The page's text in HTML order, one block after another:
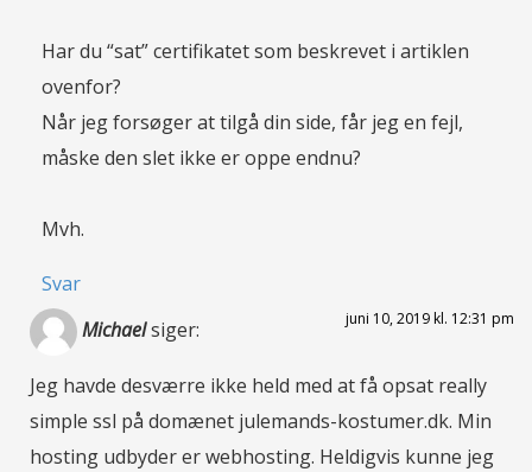
Har du “sat” certifikatet som beskrevet i artiklen
ovenfor?
Når jeg forsøger at tilgå din side, får jeg en fejl,
måske den slet ikke er oppe endnu?
Mvh.
Svar
Michaelsiger: juni 10, 2019 kl. 12:31 pm
Jeg havde desværre ikke held med at få opsat really
simple ssl på domænet julemands-kostumer.dk. Min
hosting udbyder er webhosting. Heldigvis kunne jeg